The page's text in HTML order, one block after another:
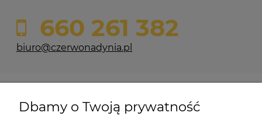
660 261 382
biuro@czerwonadynia.pl
Dbamy o Twoją prywatność